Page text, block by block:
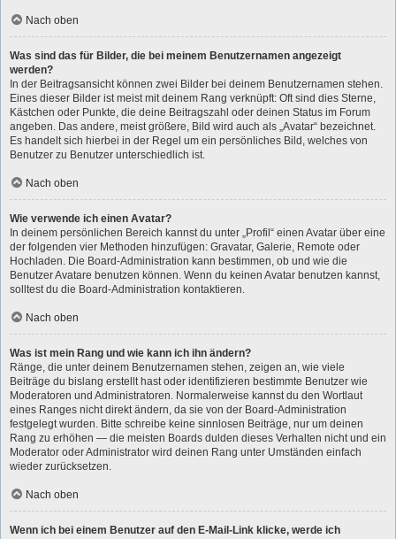
Nach oben
Was sind das für Bilder, die bei meinem Benutzernamen angezeigt
werden?
In der Beitragsansicht können zwei Bilder bei deinem Benutzernamen stehen.
Eines dieser Bilder ist meist mit deinem Rang verknüpft: Oft sind dies Sterne,
Kästchen oder Punkte, die deine Beitragszahl oder deinen Status im Forum
angeben. Das andere, meist größere, Bild wird auch als „Avatar“ bezeichnet.
Es handelt sich hierbei in der Regel um ein persönliches Bild, welches von
Benutzer zu Benutzer unterschiedlich ist.
Nach oben
Wie verwende ich einen Avatar?
In deinem persönlichen Bereich kannst du unter „Profil“ einen Avatar über eine
der folgenden vier Methoden hinzufügen: Gravatar, Galerie, Remote oder
Hochladen. Die Board-Administration kann bestimmen, ob und wie die
Benutzer Avatare benutzen können. Wenn du keinen Avatar benutzen kannst,
solltest du die Board-Administration kontaktieren.
Nach oben
Was ist mein Rang und wie kann ich ihn ändern?
Ränge, die unter deinem Benutzernamen stehen, zeigen an, wie viele
Beiträge du bislang erstellt hast oder identifizieren bestimmte Benutzer wie
Moderatoren und Administratoren. Normalerweise kannst du den Wortlaut
eines Ranges nicht direkt ändern, da sie von der Board-Administration
festgelegt wurden. Bitte schreibe keine sinnlosen Beiträge, nur um deinen
Rang zu erhöhen — die meisten Boards dulden dieses Verhalten nicht und ein
Moderator oder Administrator wird deinen Rang unter Umständen einfach
wieder zurücksetzen.
Nach oben
Wenn ich bei einem Benutzer auf den E-Mail-Link klicke, werde ich